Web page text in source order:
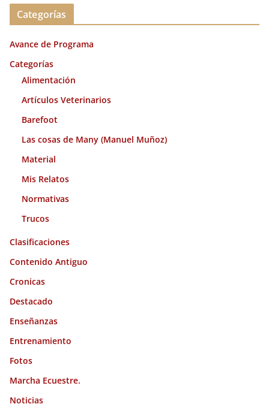
c
v
o
Categorías
Avance de Programa
Categorías
Alimentación
Artículos Veterinarios
Barefoot
Las cosas de Many (Manuel Muñoz)
Material
Mis Relatos
Normativas
Trucos
Clasificaciones
Contenido Antiguo
Cronicas
Destacado
Enseñanzas
Entrenamiento
Fotos
Marcha Ecuestre.
Noticias